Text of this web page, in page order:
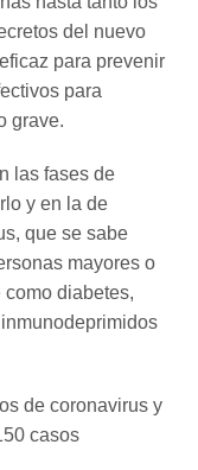
del nuevo
para prevenir
para
grave.
las fases de
y en la de
que se sabe
mayores o
diabetes,
de coronavirus y
casos